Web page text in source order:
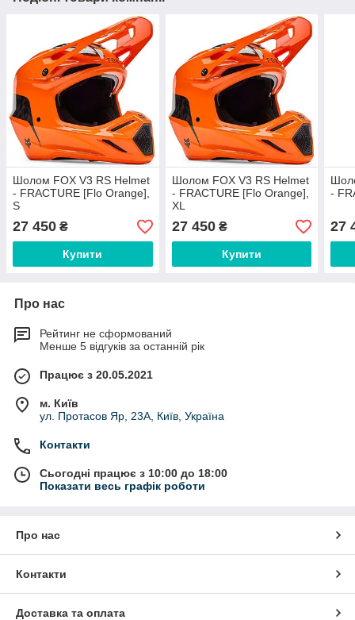
Шолом FOX V3 RS Helmet
- FRACTURE [Flo Orange],
S
27 450 ₴
Купити
Шолом FOX V3 RS Helmet
- FRACTURE [Flo Orange],
XL
27 450₴
Купити
-
27
Про нас
Рейтинг не сформований
Менше 5 відгуків за останній рік
Працює з 20.05.2021
м. Київ
ул. Протасов Яр, 23А, Київ, Україна
Контакти
Сьогодні працює з 10:00 до 18:00
Показати весь графік роботи
Про нас
Контакти
Доставка та оплата